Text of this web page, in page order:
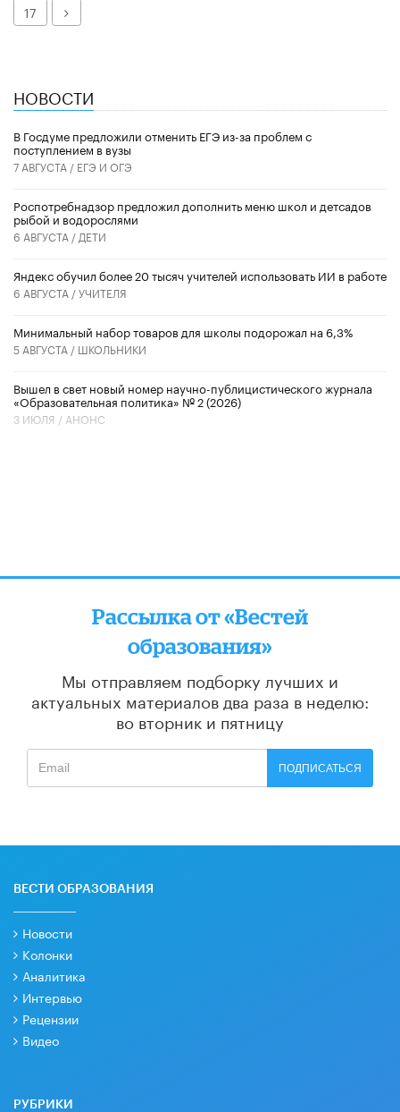
17
Далее
НОВОСТИ
В Госдуме предложили отменить ЕГЭ из-за проблем с
поступлением в вузы
7 АВГУСТА / ЕГЭ И ОГЭ
Роспотребнадзор предложил дополнить меню школ и детсадов
рыбой и водорослями
6 АВГУСТА / ДЕТИ
​Яндекс обучил более 20 тысяч учителей использовать ИИ в работе
6 АВГУСТА /УЧИТЕЛЯ
Минимальный набор товаров для школы подорожал на 6,3%
5 АВГУСТА / ШКОЛЬНИКИ
Вышел в свет новый номер научно-публицистического журнала
«Образовательная политика» № 2 (2026)
3 ИЮЛЯ / АНОНС
Рассылка от «Вестей
образования»
Мы отправляем подборку лучших и
актуальных материалов два раза в неделю:
во вторник и пятницу
ПОДПИСАТЬСЯ
ВЕСТИ ОБРАЗОВАНИЯ
Новости
Колонки
Аналитика
Интервью
Рецензии
Видео
РУБРИКИ